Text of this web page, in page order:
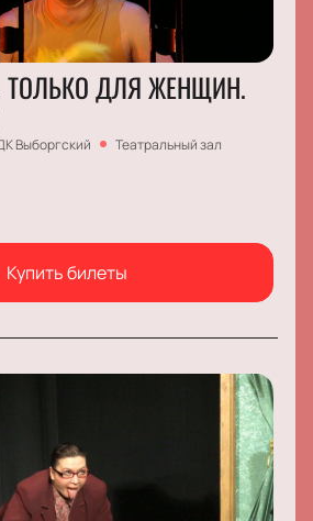
ТОЛЬКО ДЛЯ ЖЕНЩИН.
Выборгский Театральный зал
Купить билеты